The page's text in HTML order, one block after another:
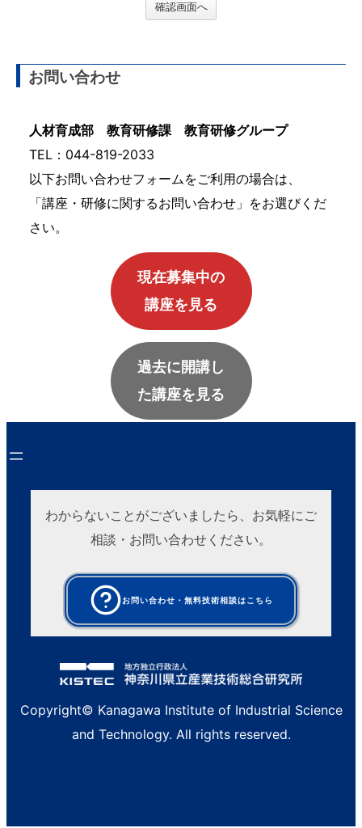
確認画面へ
お問い合わせ
人材育成部 教育研修課 教育研修グループ
TEL：044-819-2033
以下お問い合わせフォームをご利用の場合は、
「講座・研修に関するお問い合わせ」をお選びくだ
さい。
現在募集中の
講座を見る
過去に開講し
た講座を見る
わからないことがございましたら、お気軽にご
相談・お問い合わせください。
お問い合わせ・無料技術相談はこちら
Copyright© Kanagawa Institute of Industrial Science
and Technology. All rights reserved.